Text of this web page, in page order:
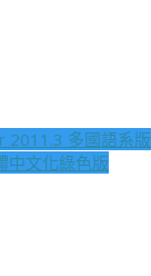
2011.3 多國語系版
中文化綠色版